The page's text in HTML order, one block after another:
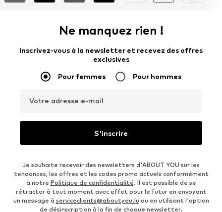
Ne manquez rien !
Inscrivez-vous à la newsletter et recevez des offres
exclusives
Pour femmes Pour hommes
Votre adresse e-mail
S'inscrire
Je souhaite recevoir des newsletters d'ABOUT YOU sur les
tendances, les offres et les codes promo actuels conformément
à notre Politique de confidentialité. Il est possible de se
rétracter à tout moment avec effet pour le futur en envoyant
un message à serviceclients@aboutyou.lu ou en utilisant l'option
de désinscription à la fin de chaque newsletter.